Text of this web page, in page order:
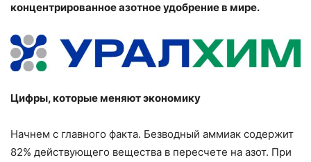
концентрированное азотное удобрение в мире.
Цифры, которые меняют экономику
Начнем с главного факта. Безводный аммиак содержит
82% действующего вещества в пересчете на азот. При